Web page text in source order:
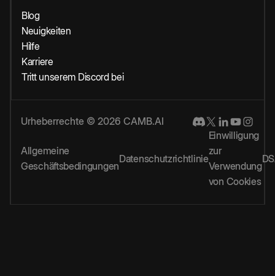
Blog
Neuigkeiten
Hilfe
Karriere
Tritt unserem Discord bei
Urheberrechte © 2026 CAMB.AI
Allgemeine
Geschäftsbedingungen
Datenschutzrichtlinie
Einwilligung
zur
Verwendung
von Cookies